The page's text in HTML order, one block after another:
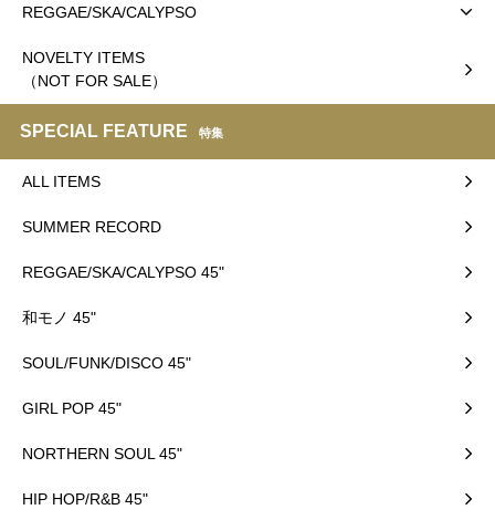
REGGAE/SKA/CALYPSO
NOVELTY ITEMS
（NOT FOR SALE）
SPECIAL FEATURE 特集
ALL ITEMS
SUMMER RECORD
REGGAE/SKA/CALYPSO 45"
和モノ 45"
SOUL/FUNK/DISCO 45"
GIRL POP 45"
NORTHERN SOUL 45"
HIP HOP/R&B 45"